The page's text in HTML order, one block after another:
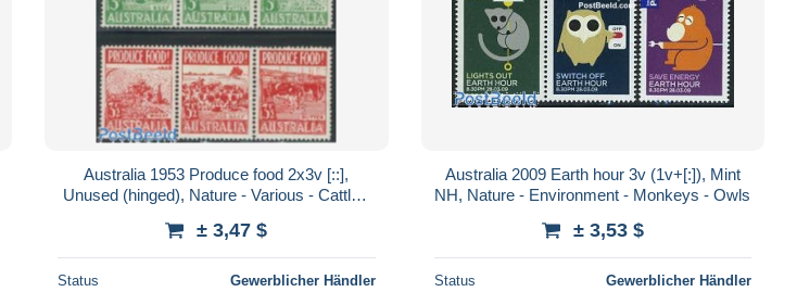
Australia 1953 Produce food 2x3v [::],
Unused (hinged), Nature - Various - Cattle -
± 3,47 $
Status Gewerblicher Händler
Australia 2009 Earth hour 3v (1v+[:]), Mint
NH, Nature - Environment - Monkeys - Owls
± 3,53 $
Status Gewerblicher Händler